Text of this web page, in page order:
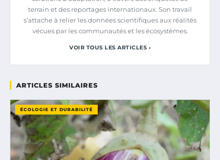
terrain et des reportages internationaux. Son travail
s’attache à relier les données scientifiques aux réalités
vécues par les communautés et les écosystèmes.
VOIR TOUS LES ARTICLES ›
ARTICLES SIMILAIRES
ÉCOLOGIE ET DURABILITÉ